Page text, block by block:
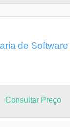
de
Consultar Preço